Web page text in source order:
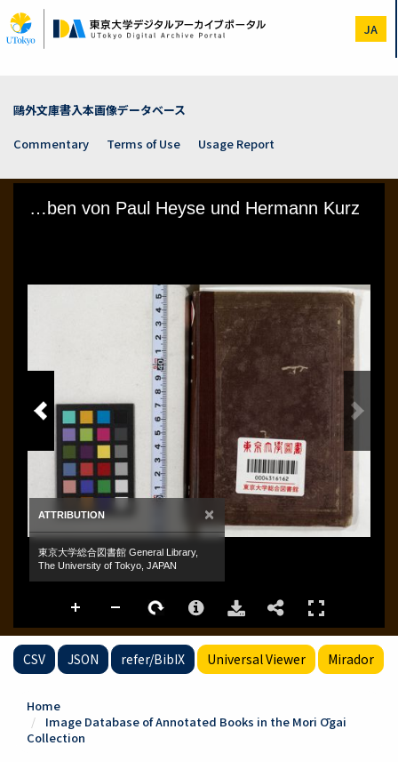
to
main
JA
鷗外文庫書入本画像データベース
Commentary
Terms of Use Usage Report
CSV JSON refer/BibIX Universal Viewer Mirador
Home
Image Database of Annotated Books in the Mori Ōgai
Collection